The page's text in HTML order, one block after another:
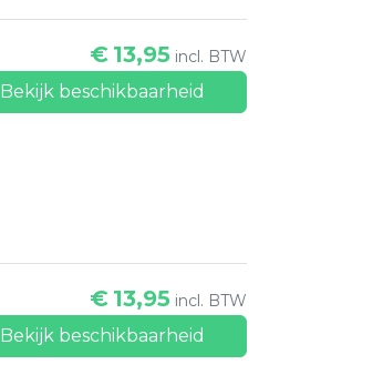
€ 13,95 incl. BTW
Bekijk beschikbaarheid
€ 13,95 incl. BTW
Bekijk beschikbaarheid